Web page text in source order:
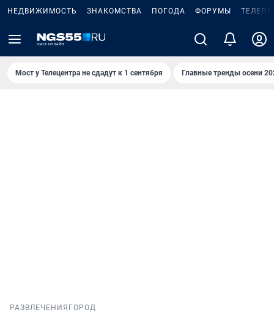
НЕДВИЖИМОСТЬ ЗНАКОМСТВА ПОГОДА ФОРУМЫ
Мост у Телецентра не сдадут к 1 сентября Главные тренды осени
РАЗВЛЕЧЕНИЯ ГОРОД